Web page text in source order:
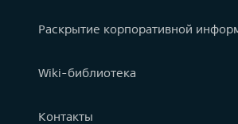
Раскрытие корпоративной
Wiki-библиотека
Контакты